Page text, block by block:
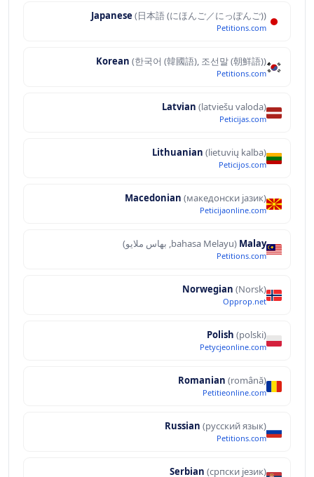
Japanese (日本語 (にほんご／にっぽんご))
Petitions.com
Korean (한국어 (韓國語), 조선말 (朝鮮語))
Petitions.com
Latvian (latviešu valoda)
Peticijas.com
Lithuanian (lietuvių kalba)
Peticijos.com
Macedonian (македонски јазик)
Peticijaonline.com
Malay (bahasa Melayu, بهاس ملايو‎)
Petitions.com
Norwegian (Norsk)
Opprop.net
Polish (polski)
Petycjeonline.com
Romanian (română)
Petitieonline.com
Russian (русский язык)
Petitions.com
Serbian (српски језик)